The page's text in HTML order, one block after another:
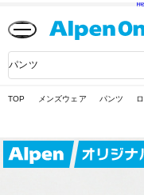
品
検
TOP メンズウェア パンツ